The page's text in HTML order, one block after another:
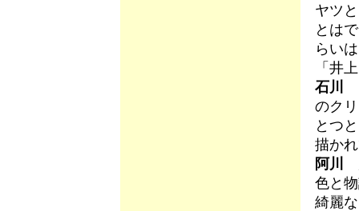
ヤツ
とは
らい
「井
石川
のク
とつ
描か
阿川
色と
綺麗